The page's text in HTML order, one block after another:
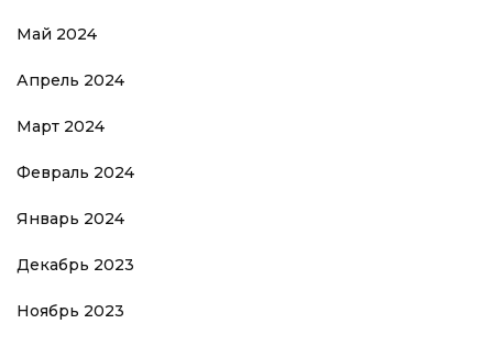
Май 2024
Апрель 2024
Март 2024
Февраль 2024
Январь 2024
Декабрь 2023
Ноябрь 2023